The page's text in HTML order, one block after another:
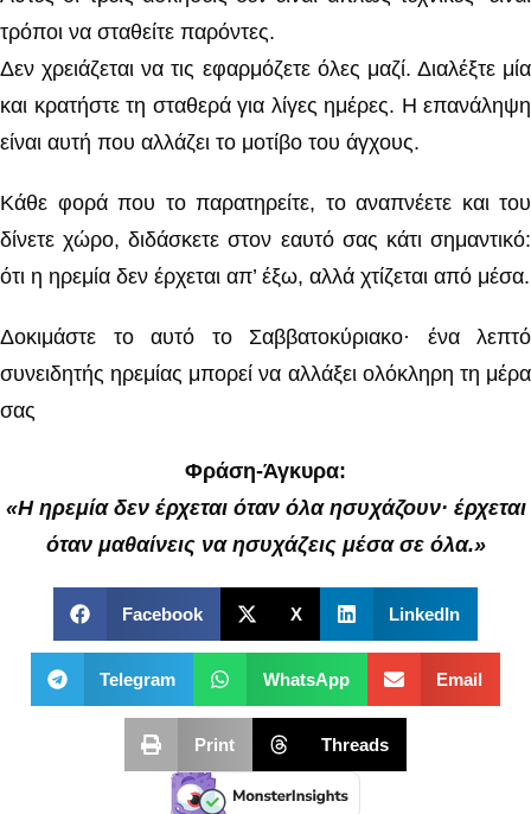
τρόποι να σταθείτε παρόντες.
Δεν χρειάζεται να τις εφαρμόζετε όλες μαζί. Διαλέξτε μία
και κρατήστε τη σταθερά για λίγες ημέρες. Η επανάληψη
είναι αυτή που αλλάζει το μοτίβο του άγχους.
Κάθε φορά που το παρατηρείτε, το αναπνέετε και του
δίνετε χώρο, διδάσκετε στον εαυτό σας κάτι σημαντικό:
ότι η ηρεμία δεν έρχεται απ’ έξω, αλλά χτίζεται από μέσα.
Δοκιμάστε το αυτό το Σαββατοκύριακο· ένα λεπτό
συνειδητής ηρεμίας μπορεί να αλλάξει ολόκληρη τη μέρα
σας
Φράση-Άγκυρα:
«Η ηρεμία δεν έρχεται όταν όλα ησυχάζουν· έρχεται
όταν μαθαίνεις να ησυχάζεις μέσα σε όλα.»
Facebook X LinkedIn
Telegram WhatsApp Email
Print Threads